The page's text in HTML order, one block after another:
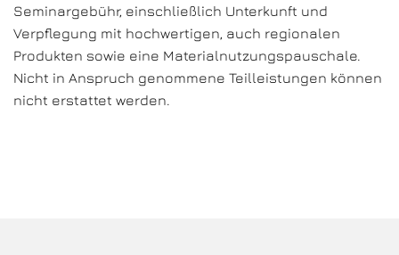
Seminargebühr, einschließlich Unterkunft und
Verpflegung mit hochwertigen, auch regionalen
Produkten sowie eine Materialnutzungspauschale.
Nicht in Anspruch genommene Teilleistungen können
nicht erstattet werden.